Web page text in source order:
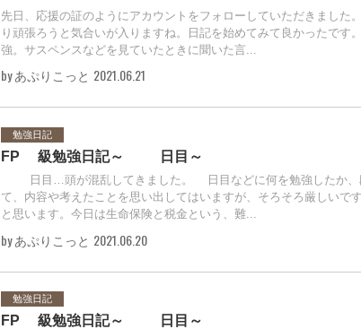
先日、応援の証のようにアカウントをフォローしていただきました
り頑張ろうと気合いが入りますね。日記を始めてみて良かったです
強。サスペンスなどを見ていたときに聞いた言...
by あぷりこっと 2021.06.21
勉強日記
FP3級勉強日記～11日目～
11日目…頭が混乱してきました。1日目などに何を勉強したか、
て、内容や考えたことを思い出してはいますが、そろそろ厳しい
と思います。今日は生命保険と税金という、難...
by あぷりこっと 2021.06.20
勉強日記
FP3級勉強日記～10日目～